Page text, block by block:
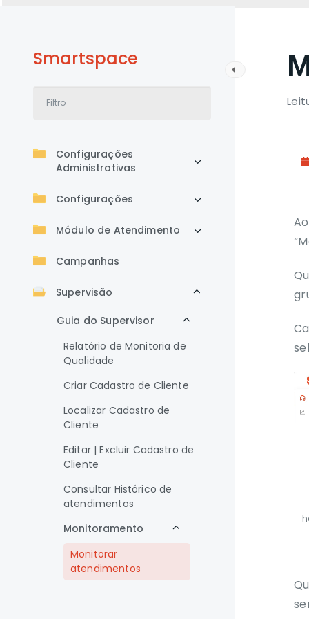
Smartspace
Configurações
Administrativas
Configurações
Módulo de Atendimento
Campanhas
Supervisão
Guia do Supervisor
Relatório de Monitoria de
Qualidade
Criar Cadastro de Cliente
Localizar Cadastro de
Cliente
Editar | Excluir Cadastro de
Cliente
Consultar Histórico de
atendimentos
Monitoramento
Monitorar
atendimentos
se